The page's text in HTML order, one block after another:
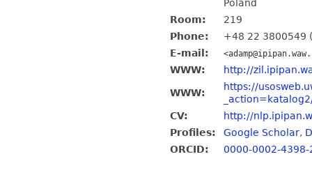
Poland
Room:
219
Phone:
+48 22 3800549
E-mail:
WWW: http://
WWW:
https://
CV:
http://
Profiles:
Google Scholar,
ORCID:
0000-0002-4398-